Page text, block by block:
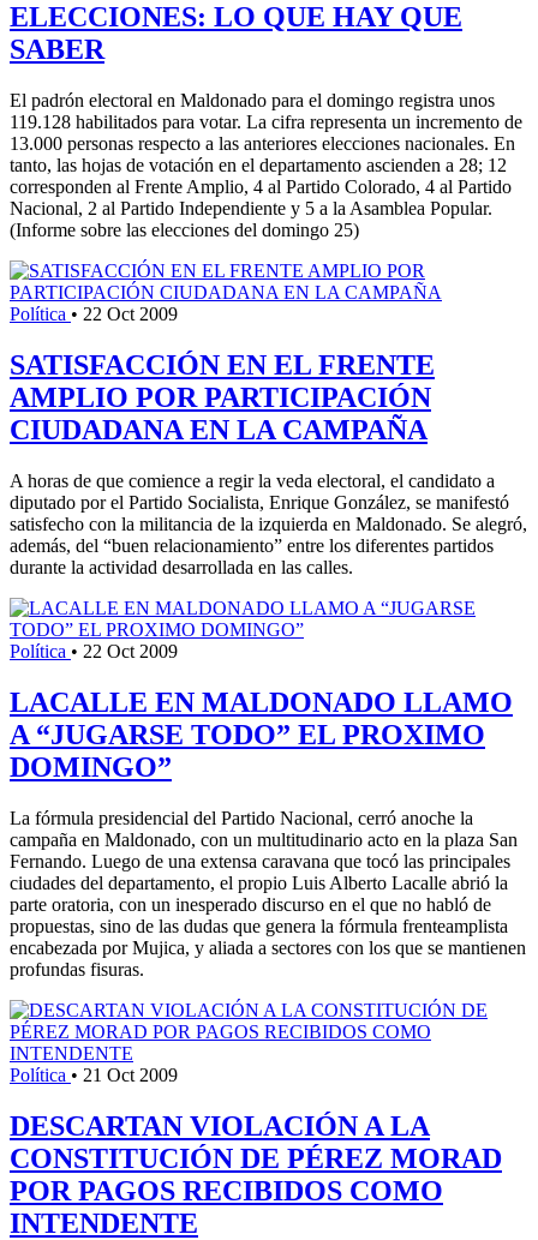
ELECCIONES: LO QUE HAY QUE
SABER
El padrón electoral en Maldonado para el domingo registra unos
119.128 habilitados para votar. La cifra representa un incremento de
13.000 personas respecto a las anteriores elecciones nacionales. En
tanto, las hojas de votación en el departamento ascienden a 28; 12
corresponden al Frente Amplio, 4 al Partido Colorado, 4 al Partido
Nacional, 2 al Partido Independiente y 5 a la Asamblea Popular.
(Informe sobre las elecciones del domingo 25)
Política • 22 Oct 2009
SATISFACCIÓN EN EL FRENTE
AMPLIO POR PARTICIPACIÓN
CIUDADANA EN LA CAMPAÑA
A horas de que comience a regir la veda electoral, el candidato a
diputado por el Partido Socialista, Enrique González, se manifestó
satisfecho con la militancia de la izquierda en Maldonado. Se alegró,
además, del “buen relacionamiento” entre los diferentes partidos
durante la actividad desarrollada en las calles.
Política • 22 Oct 2009
LACALLE EN MALDONADO LLAMO
A “JUGARSE TODO” EL PROXIMO
DOMINGO”
La fórmula presidencial del Partido Nacional, cerró anoche la
campaña en Maldonado, con un multitudinario acto en la plaza San
Fernando. Luego de una extensa caravana que tocó las principales
ciudades del departamento, el propio Luis Alberto Lacalle abrió la
parte oratoria, con un inesperado discurso en el que no habló de
propuestas, sino de las dudas que genera la fórmula frenteamplista
encabezada por Mujica, y aliada a sectores con los que se mantienen
profundas fisuras.
Política • 21 Oct 2009
DESCARTAN VIOLACIÓN A LA
CONSTITUCIÓN DE PÉREZ MORAD
POR PAGOS RECIBIDOS COMO
INTENDENTE